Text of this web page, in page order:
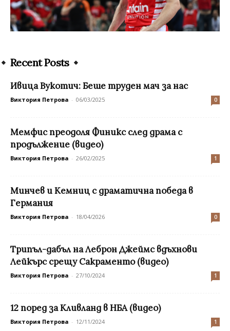
Recent Posts
Ивица Вукотич: Беше труден мач за нас
Виктория Петрова - 06/03/2025 0
Мемфис преодоля Финикс след драма с
продължение (видео)
Виктория Петрова - 26/02/2025 1
Минчев и Кемниц с драматична победа в
Германия
Виктория Петрова - 18/04/2026 0
Трипъл-дабъл на Леброн Джеймс вдъхнови
Лейкърс срещу Сакраменто (видео)
Виктория Петрова - 27/10/2024 1
12 поред за Кливланд в НБА (видео)
Виктория Петрова - 12/11/2024 1